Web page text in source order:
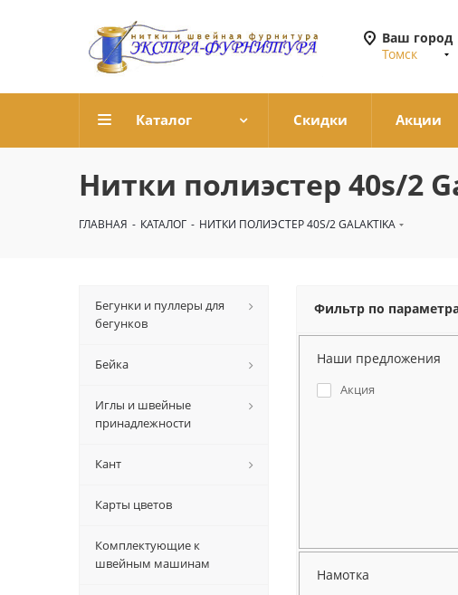
Ваш город
Томск
Каталог Скидки Акции
Нитки полиэстер 40s/2
ГЛАВНАЯ - КАТАЛОГ - НИТКИ ПОЛИЭСТЕР 40S/2 GALAKTIKA
Фильтр по
Наши предложения
Акция
Намотка
Бегунки и пуллеры для
бегунков
Бейка
Иглы и швейные
принадлежности
Кант
Карты цветов
Комплектующие к
швейным машинам